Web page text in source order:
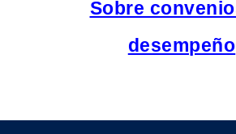
Sobre
desempeño